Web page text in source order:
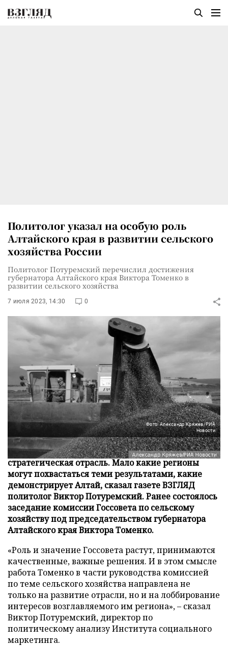
Политолог указал на особую роль
Алтайского края в развитии сельского
хозяйства России
Политолог Потуремский перечислил достижения
губернатора Алтайского края Виктора Томенко в
развитии сельского хозяйства
7 июля 2023, 14:30 0
Фото: Александр Кряжев/РИА
Новости
Для Алтайского края сельское хозяйство –
стратегическая отрасль. Мало какие регионы
могут похвастаться теми результатами, какие
демонстрирует Алтай, сказал газете ВЗГЛЯД
политолог Виктор Потуремский. Ранее состоялось
заседание комиссии Госсовета по сельскому
хозяйству под председательством губернатора
Алтайского края Виктора Томенко.
«Роль и значение Госсовета растут, принимаются
качественные, важные решения. И в этом смысле
работа Томенко в части руководства комиссией
по теме сельского хозяйства направлена не
только на развитие отрасли, но и на лоббирование
интересов возглавляемого им региона», – сказал
Виктор Потуремский, директор по
политическому анализу Института социального
маркетинга.